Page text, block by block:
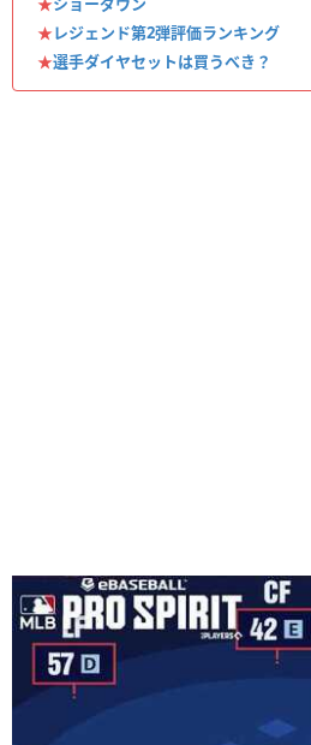
★レジェンド第2弾評価ランキング
★選手ダイヤセットは買うべき？